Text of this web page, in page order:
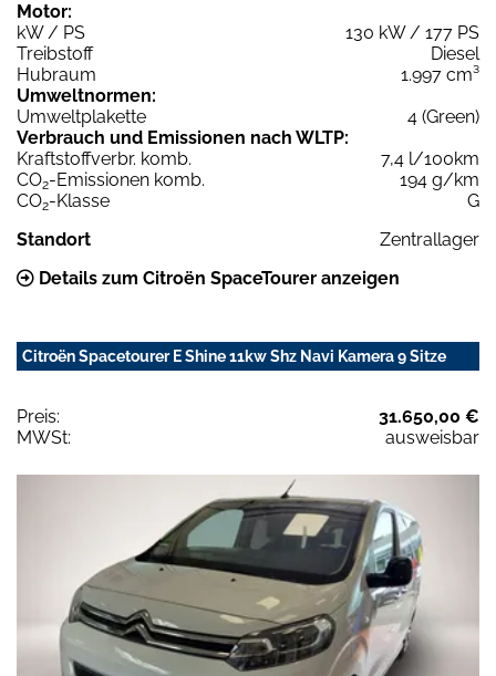
Motor:
kW / PS
130 kW / 177 PS
Treibstoff
Diesel
Hubraum
1.997 cm³
Umweltnormen:
Umweltplakette
4 (Green)
Verbrauch und Emissionen nach WLTP:
Kraftstoffverbr. komb.
7,4 l/100km
CO2-Emissionen komb.
194 g/km
CO2-Klasse
G
Standort
Zentrallager
Details zum Citroën SpaceTourer anzeigen
Citroën Spacetourer E Shine 11kw Shz Navi Kamera 9 Sitze
Preis:
31.650,00 €
MWSt:
ausweisbar